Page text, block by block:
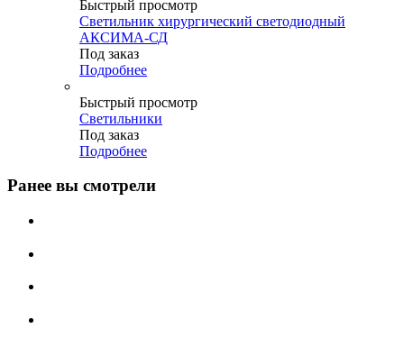
Быстрый просмотр
Светильник хирургический светодиодный
АКСИМА-СД
Под заказ
Подробнее
Быстрый просмотр
Светильники
Под заказ
Подробнее
Ранее вы смотрели